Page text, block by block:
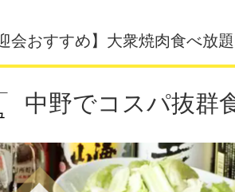
会おすすめ】大衆焼肉食べ放
中野でコスパ抜群